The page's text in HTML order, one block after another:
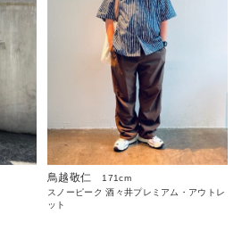
鳥越敬仁
171cm
スノーピーク 酒々井プレミアム・アウトレ
ット